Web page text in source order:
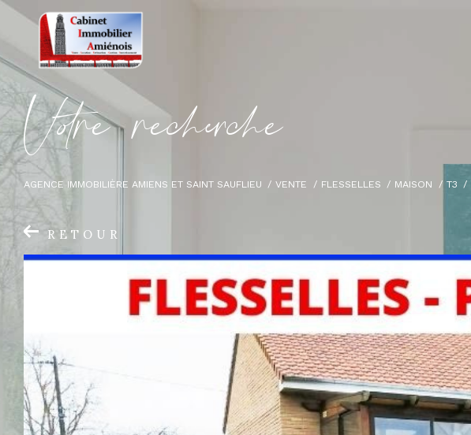
Vore recece
AGENCE IMMOBILIÈRE AMIENS ET SAINT SAUFLIEU VENTE FLESSELLES MAISON T3
RETOUR